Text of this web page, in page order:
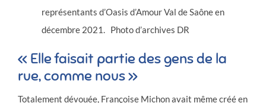
représentants d’Oasis d’Amour Val de Saône en
décembre 2021. Photo d’archives DR
« Elle faisait partie des gens de la
rue, comme nous »
Totalement dévouée, Françoise Michon avait même créé en